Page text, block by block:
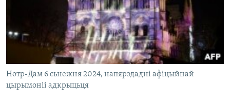
Нотр-Дам 6 сьнежня 2024, напярэдадні афіцыйнай
цырымоніі адкрыцьця